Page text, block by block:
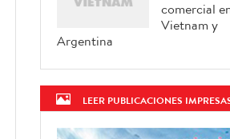
comercial
Vietnam y
Argentina
LEER PUBLICACIONES